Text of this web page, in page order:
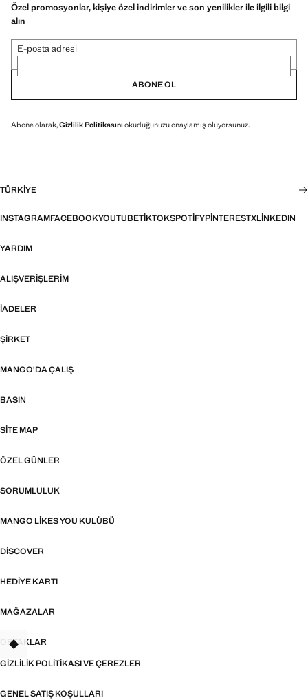
Özel promosyonlar, kişiye özel indirimler ve son yenilikler ile ilgili bilgi
alın
E-posta adresi
ABONE OL
Abone olarak,Gizlilik Politikasını okuduğunuzu onaylamış oluyorsunuz.
TÜRKIYE
INSTAGRAMFACEBOOKYOUTUBETIKTOKSPOTIFYPINTERESTXLINKEDIN
YARDIM
ALIŞVERIŞLERIM
İADELER
ŞIRKET
MANGO'DA ÇALIŞ
BASIN
SITE MAP
ÖZEL GÜNLER
SORUMLULUK
MANGO LIKES YOU KULÜBÜ
DISCOVER
HEDIYE KARTI
MAĞAZALAR
ORTAKLAR
GIZLILIK POLITIKASI VE ÇEREZLER
GENEL SATIŞ KOŞULLARI